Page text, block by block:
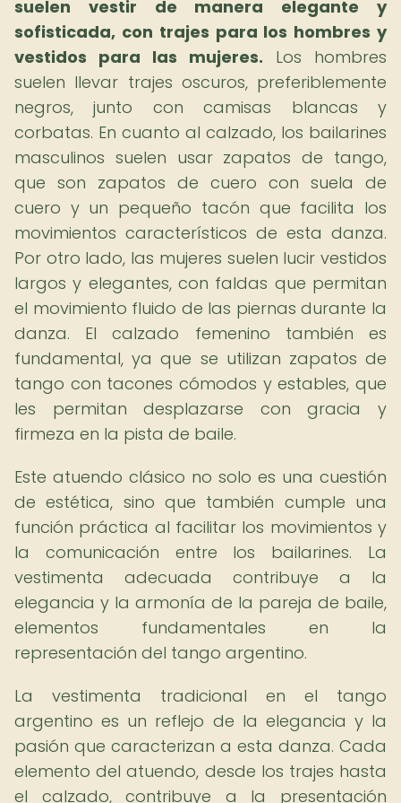
suelen vestir de manera elegante y
sofisticada, con trajes para los hombres y
vestidos para las mujeres. Los hombres
suelen llevar trajes oscuros, preferiblemente
negros, junto con camisas blancas y
corbatas. En cuanto al calzado, los bailarines
masculinos suelen usar zapatos de tango,
que son zapatos de cuero con suela de
cuero y un pequeño tacón que facilita los
movimientos característicos de esta danza.
Por otro lado, las mujeres suelen lucir vestidos
largos y elegantes, con faldas que permitan
el movimiento fluido de las piernas durante la
danza. El calzado femenino también es
fundamental, ya que se utilizan zapatos de
tango con tacones cómodos y estables, que
les permitan desplazarse con gracia y
firmeza en la pista de baile.
Este atuendo clásico no solo es una cuestión
de estética, sino que también cumple una
función práctica al facilitar los movimientos y
la comunicación entre los bailarines. La
vestimenta adecuada contribuye a la
elegancia y la armonía de la pareja de baile,
elementos fundamentales en la
representación del tango argentino.
La vestimenta tradicional en el tango
argentino es un reflejo de la elegancia y la
pasión que caracterizan a esta danza. Cada
elemento del atuendo, desde los trajes hasta
el calzado, contribuye a la presentación